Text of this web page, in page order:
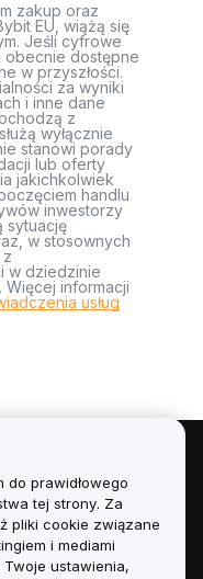
zakup oraz
EU, wiążą się
Jeśli cyfrowe
obecnie dostępne
w przyszłości.
za wyniki
i inne dane
z
wyłącznie
stanowi porady
lub oferty
jakichkolwiek
handlu
inwestorzy
sytuację
w stosownych
w dziedzinie
informacji
usług
prawidłowego
tej strony. Za
pliki cookie związane
i mediami
ustawienia,